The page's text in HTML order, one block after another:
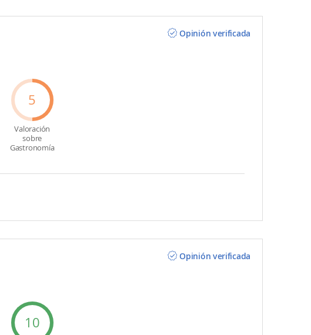
Opinión verificada
5
Valoración
sobre
Gastronomía
Opinión verificada
10